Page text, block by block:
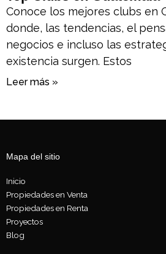
Conoce los mejores clubs en
donde, las tendencias, el
negocios e incluso las
existencia surgen. Estos
Leer más »
Mapa del sitio
Inicio
Propiedades en Venta
Propiedades en Renta
Proyectos
Blog